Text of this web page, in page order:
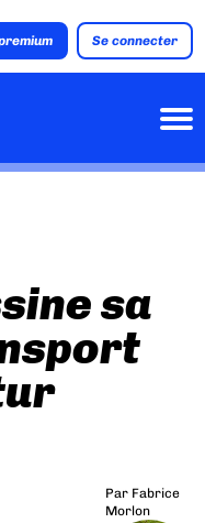
Se connecter
sa
Par Fabrice
Morlon